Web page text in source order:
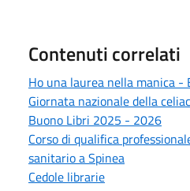
Contenuti correlati
Ho una laurea nella manica -
Giornata nazionale della
Buono Libri 2025 - 2026
Corso di qualifica
sanitario a Spinea
Cedole librarie